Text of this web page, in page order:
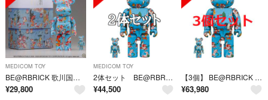
MEDICOM TOY
BE@RBRICK 歌川国芳「金魚づくし」 100% ＆ 400%
¥29,800
MEDICOM TOY
2体セット BE@RBRICK 歌川国芳「金魚づくし」100％ & 400％
¥44,500
【3個】 BE@RBRICK 歌川国芳「金魚づくし」100% & 400%
¥63,980